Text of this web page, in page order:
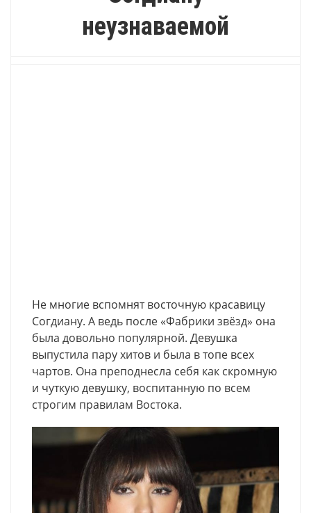
неузнаваемой
Не многие вспомнят восточную красавицу
Согдиану. А ведь после «Фабрики звёзд» она
была довольно популярной. Девушка
выпустила пару хитов и была в топе всех
чартов. Она преподнесла себя как скромную
и чуткую девушку, воспитанную по всем
строгим правилам Востока.